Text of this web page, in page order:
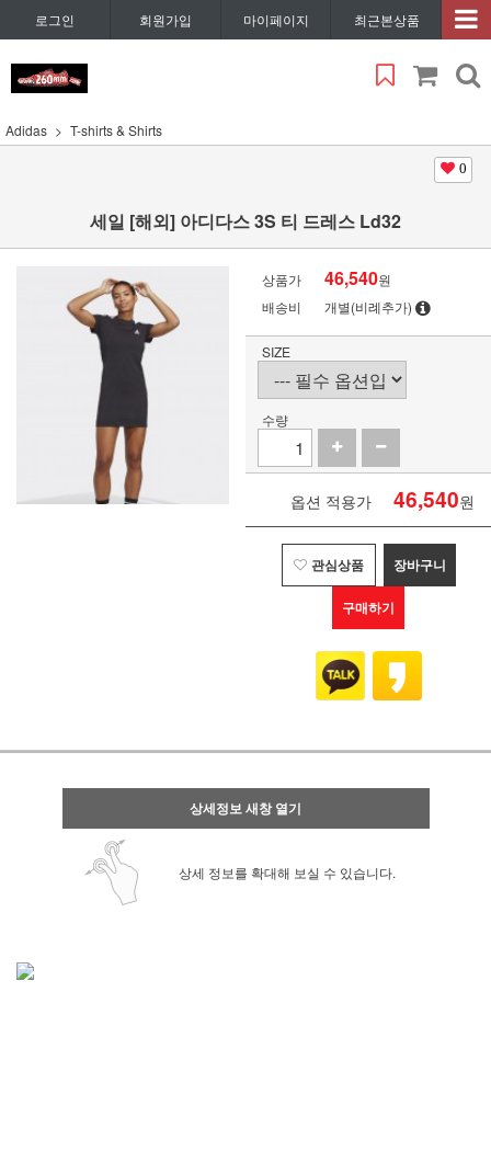
로그인 회원가입 마이페이지 최근본상품
Adidas T-shirts & Shirts
0
세일 [해외] 아디다스 3S 티 드레스 Ld32
상품가 46,540원
배송비
개별(비례추가)
SIZE
수량
옵션 적용가 46,540원
관심상품 장바구니
구매하기
상세정보 새창 열기
상세 정보를 확대해 보실 수 있습니다.